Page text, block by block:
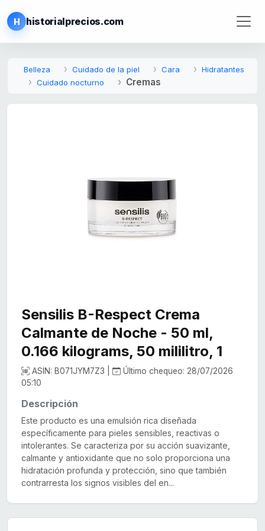
H historialprecios.com
Belleza Cuidado de la piel Cara
Hidratantes
Cuidado nocturno
Cremas
Sensilis B-Respect Crema
Calmante de Noche - 50 ml,
0.166 kilograms, 50 mililitro, 1
ASIN: B071JYM7Z3 |
Último chequeo: 28/07/2026
05:10
Descripción
Este producto es una emulsión rica diseñada
específicamente para pieles sensibles, reactivas o
intolerantes. Se caracteriza por su acción suavizante,
calmante y antioxidante que no solo proporciona una
hidratación profunda y protección, sino que también
contrarresta los signos visibles del en...